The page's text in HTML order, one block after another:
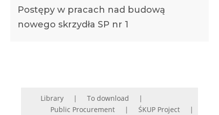
Postępy w pracach nad budową
nowego skrzydła SP nr 1
Library
To download
Public Procurement
ŚKUP Project